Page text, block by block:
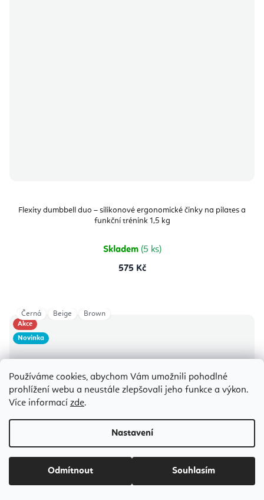
Používáme cookies, abychom Vám umožnili pohodlné
prohlížení webu a neustále zlepšovali jeho funkce a výkon.
Více informací zde.
Nastavení
Odmítnout Souhlasím
Flexity dumbbell duo – silikonové ergonomické činky na pilates a
funkční trénink 1,5 kg
Skladem (5 ks)
575 Kč
Akce
Novinka
Černá Beige Brown